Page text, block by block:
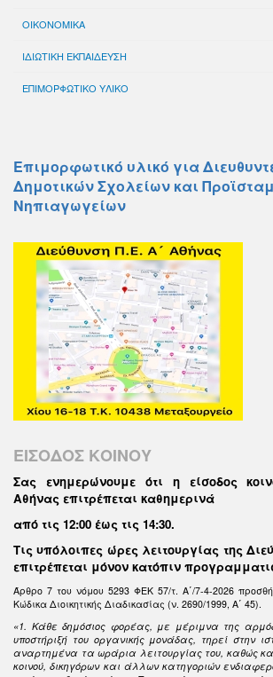
ΟΙΚΟΝΟΜΙΚΑ
ΙΔΙΩΤΙΚΗ ΕΚΠΑΙΔΕΥΣΗ
ΕΠΙΜΟΡΦΩΤΙΚΟ ΥΛΙΚΟ
Επιμορφωτικό υλικό για
Δημοτικών Σχολείων και
Νηπιαγωγείων
ΕΙΣΟΔΟΣ ΚΟΙΝΟΥ
Σας ενημερώνουμε ότι η είσοδος
Αθήνας επιτρέπεται καθημερινά
από τις 12:00 έως τις 14:30.
Τις υπόλοιπες ώρες λειτουργίας της
επιτρέπεται μόνον κατόπιν
Άρθρο 7 του νόμου 5293 ΦΕΚ 57/τ. Α΄/7-4-2026
Κώδικα Διοικητικής Διαδικασίας (ν. 2690/1999, Α΄ 45).
«1. Κάθε δημόσιος φορέας, με μέριμνα της
υποστήριξή του οργανικής μονάδας, τηρεί στην
αναρτημένα τα ωράρια λειτουργίας του, καθώς
κοινού, δικηγόρων και άλλων κατηγοριών